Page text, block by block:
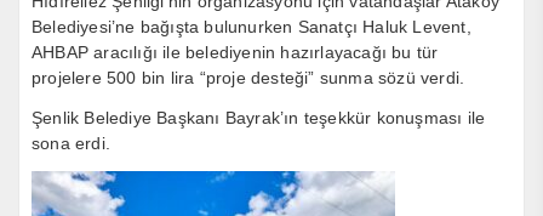
Belediyesi’ne bağışta bulunurken Sanatçı Haluk Levent,
AHBAP aracılığı ile belediyenin hazırlayacağı bu tür
projelere 500 bin lira “proje desteği” sunma sözü verdi.
Şenlik Belediye Başkanı Bayrak’ın teşekkür konuşması ile
sona erdi.